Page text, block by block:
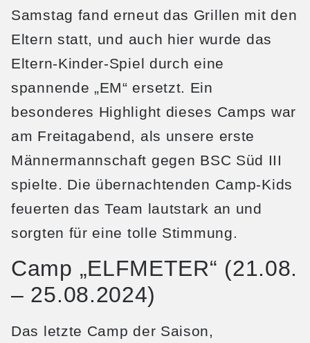
Samstag fand erneut das Grillen mit den
Eltern statt, und auch hier wurde das
Eltern-Kinder-Spiel durch eine
spannende „EM“ ersetzt. Ein
besonderes Highlight dieses Camps war
am Freitagabend, als unsere erste
Männermannschaft gegen BSC Süd III
spielte. Die übernachtenden Camp-Kids
feuerten das Team lautstark an und
sorgten für eine tolle Stimmung.
Camp „ELFMETER“ (21.08.
– 25.08.2024)
Das letzte Camp der Saison,